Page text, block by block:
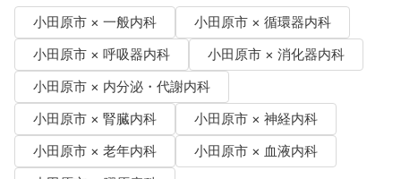
小田原市 × 一般内科
小田原市 × 循環器内科
小田原市 × 呼吸器内科
小田原市 × 消化器内科
小田原市 × 内分泌・代謝内科
小田原市 × 腎臓内科
小田原市 × 神経内科
小田原市 × 老年内科
小田原市 × 血液内科